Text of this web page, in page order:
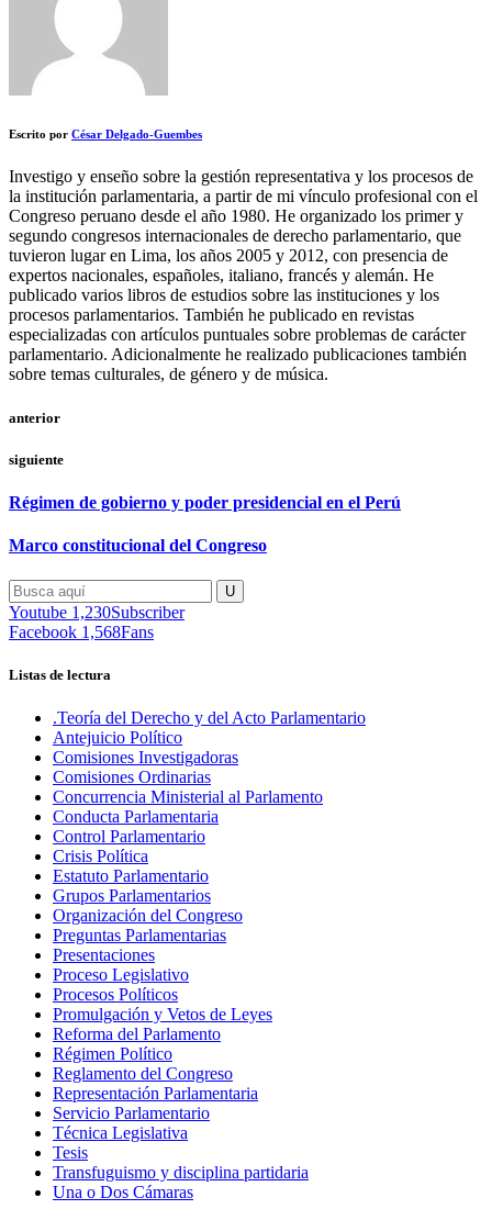
Escrito por César Delgado-Guembes
Investigo y enseño sobre la gestión representativa y los procesos de
la institución parlamentaria, a partir de mi vínculo profesional con el
Congreso peruano desde el año 1980. He organizado los primer y
segundo congresos internacionales de derecho parlamentario, que
tuvieron lugar en Lima, los años 2005 y 2012, con presencia de
expertos nacionales, españoles, italiano, francés y alemán. He
publicado varios libros de estudios sobre las instituciones y los
procesos parlamentarios. También he publicado en revistas
especializadas con artículos puntuales sobre problemas de carácter
parlamentario. Adicionalmente he realizado publicaciones también
sobre temas culturales, de género y de música.
anterior
siguiente
Régimen de gobierno y poder presidencial en el Perú
Marco constitucional del Congreso
Youtube 1,230Subscriber
Facebook 1,568Fans
Listas de lectura
.Teoría del Derecho y del Acto Parlamentario
Antejuicio Político
Comisiones Investigadoras
Comisiones Ordinarias
Concurrencia Ministerial al Parlamento
Conducta Parlamentaria
Control Parlamentario
Crisis Política
Estatuto Parlamentario
Grupos Parlamentarios
Organización del Congreso
Preguntas Parlamentarias
Presentaciones
Proceso Legislativo
Procesos Políticos
Promulgación y Vetos de Leyes
Reforma del Parlamento
Régimen Político
Reglamento del Congreso
Representación Parlamentaria
Servicio Parlamentario
Técnica Legislativa
Tesis
Transfuguismo y disciplina partidaria
Una o Dos Cámaras